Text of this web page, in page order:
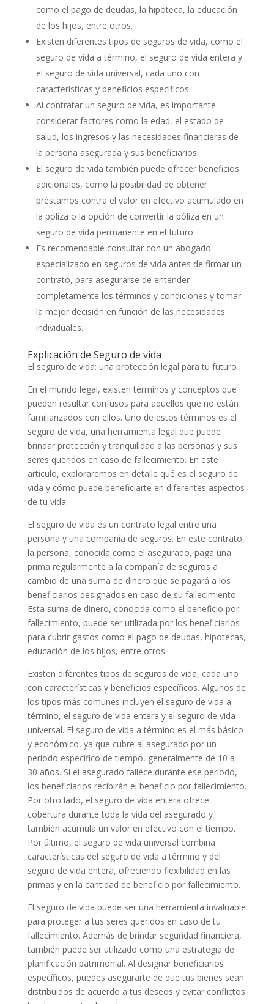
como el pago de deudas, la hipoteca, la educación
de los hijos, entre otros.
Existen diferentes tipos de seguros de vida, como el
seguro de vida a término, el seguro de vida entera y
el seguro de vida universal, cada uno con
características y beneficios específicos.
Al contratar un seguro de vida, es importante
considerar factores como la edad, el estado de
salud, los ingresos y las necesidades financieras de
la persona asegurada y sus beneficiarios.
El seguro de vida también puede ofrecer beneficios
adicionales, como la posibilidad de obtener
préstamos contra el valor en efectivo acumulado en
la póliza o la opción de convertir la póliza en un
seguro de vida permanente en el futuro.
Es recomendable consultar con un abogado
especializado en seguros de vida antes de firmar un
contrato, para asegurarse de entender
completamente los términos y condiciones y tomar
la mejor decisión en función de las necesidades
individuales.
Explicación de Seguro de vida
El seguro de vida: una protección legal para tu futuro
En el mundo legal, existen términos y conceptos que
pueden resultar confusos para aquellos que no están
familiarizados con ellos. Uno de estos términos es el
seguro de vida, una herramienta legal que puede
brindar protección y tranquilidad a las personas y sus
seres queridos en caso de fallecimiento. En este
artículo, exploraremos en detalle qué es el seguro de
vida y cómo puede beneficiarte en diferentes aspectos
de tu vida.
El seguro de vida es un contrato legal entre una
persona y una compañía de seguros. En este contrato,
la persona, conocida como el asegurado, paga una
prima regularmente a la compañía de seguros a
cambio de una suma de dinero que se pagará a los
beneficiarios designados en caso de su fallecimiento.
Esta suma de dinero, conocida como el beneficio por
fallecimiento, puede ser utilizada por los beneficiarios
para cubrir gastos como el pago de deudas, hipotecas,
educación de los hijos, entre otros.
Existen diferentes tipos de seguros de vida, cada uno
con características y beneficios específicos. Algunos de
los tipos más comunes incluyen el seguro de vida a
término, el seguro de vida entera y el seguro de vida
universal. El seguro de vida a término es el más básico
y económico, ya que cubre al asegurado por un
período específico de tiempo, generalmente de 10 a
30 años. Si el asegurado fallece durante ese período,
los beneficiarios recibirán el beneficio por fallecimiento.
Por otro lado, el seguro de vida entera ofrece
cobertura durante toda la vida del asegurado y
también acumula un valor en efectivo con el tiempo.
Por último, el seguro de vida universal combina
características del seguro de vida a término y del
seguro de vida entera, ofreciendo flexibilidad en las
primas y en la cantidad de beneficio por fallecimiento.
El seguro de vida puede ser una herramienta invaluable
para proteger a tus seres queridos en caso de tu
fallecimiento. Además de brindar seguridad financiera,
también puede ser utilizado como una estrategia de
planificación patrimonial. Al designar beneficiarios
específicos, puedes asegurarte de que tus bienes sean
distribuidos de acuerdo a tus deseos y evitar conflictos